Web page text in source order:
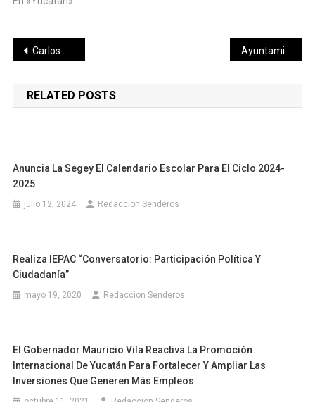
Navegación
de
entradas
Carlos Gutiérrez conquista el Medio Maratón del 155 Aniversario de Progreso Ayuntamiento de Mérida amplía plazo del Crédito de Mujer a Mujer
RELATED POSTS
Anuncia La Segey El Calendario Escolar Para El Ciclo 2024-
2025
julio 12, 2024 Redaccion Senderos
Realiza IEPAC “Conversatorio: Participación Política Y
Ciudadanía”
mayo 19, 2020 Redaccion Senderos
El Gobernador Mauricio Vila Reactiva La Promoción
Internacional De Yucatán Para Fortalecer Y Ampliar Las
Inversiones Que Generen Más Empleos